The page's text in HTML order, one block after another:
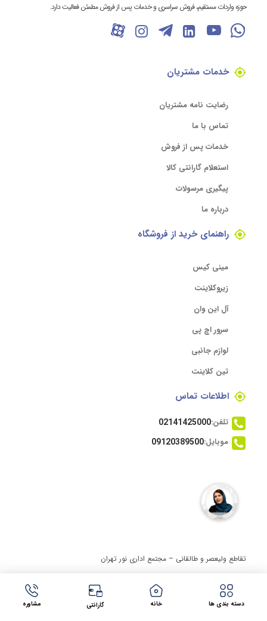
حوزه واردات مستقیم، فروش سراسری و خدمات پس از فروش مطمئن فعالیت دارد.
خدمات مشتریان
رضایت نامه مشتریان
تماس با ما
خدمات پس از فروش
استعلام گارانتی کالا
پیگیری مرسولات
درباره ما
راهنمای خرید از فروشگاه
مینی کیس
زیروکلاینت
آل این وان
سرور اچ پی
لوازم جانبی
تین کلاینت
اطلاعات تماس
تلفن:02141425000
موبایل:09120389500
تقاطع ولیعصر و طالقانی – مجتمع اداری نور تهران
مجوز ها
دسته بندی ها خانه گارانتی مشاوره